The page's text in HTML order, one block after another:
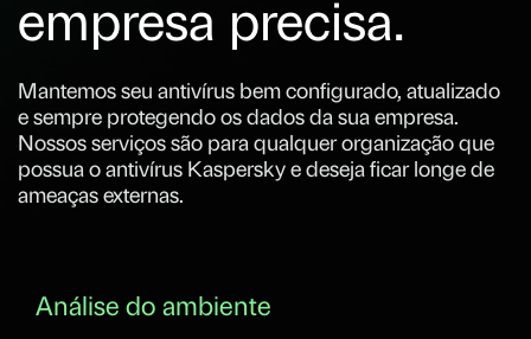
empresa precisa.
Mantemos seu antivírus bem configurado, atualizado
e sempre protegendo os dados da sua empresa.
Nossos serviços são para qualquer organização que
possua o antivírus Kaspersky e deseja ficar longe de
ameaças externas.
Análise do ambiente